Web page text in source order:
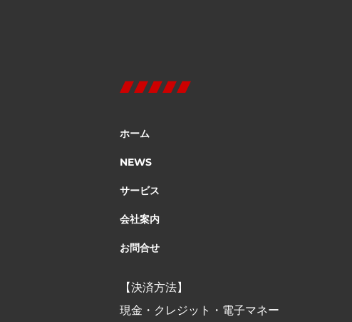
ホーム
NEWS
サービス
会社案内
お問合せ
【決済方法】
現金・クレジット・電子マネー